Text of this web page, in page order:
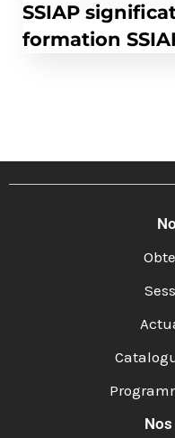
SSIAP
formation